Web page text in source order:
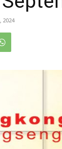
2024